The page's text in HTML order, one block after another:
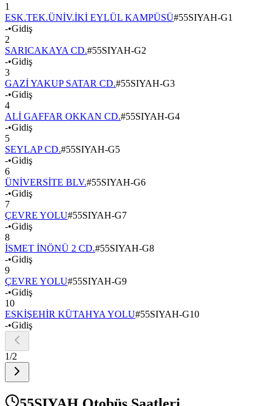
1
ESK.TEK.ÜNİV.İKİ EYLÜL KAMPÜSÜ#55SIYAH-G1
-•Gidiş
2
SARICAKAYA CD.#55SIYAH-G2
-•Gidiş
3
GAZİ YAKUP SATAR CD.#55SIYAH-G3
-•Gidiş
4
ALİ GAFFAR OKKAN CD.#55SIYAH-G4
-•Gidiş
5
SEYLAP CD.#55SIYAH-G5
-•Gidiş
6
ÜNİVERSİTE BLV.#55SIYAH-G6
-•Gidiş
7
ÇEVRE YOLU#55SIYAH-G7
-•Gidiş
8
İSMET İNÖNÜ 2 CD.#55SIYAH-G8
-•Gidiş
9
ÇEVRE YOLU#55SIYAH-G9
-•Gidiş
10
ESKİŞEHİR KÜTAHYA YOLU#55SIYAH-G10
-•Gidiş
1/2